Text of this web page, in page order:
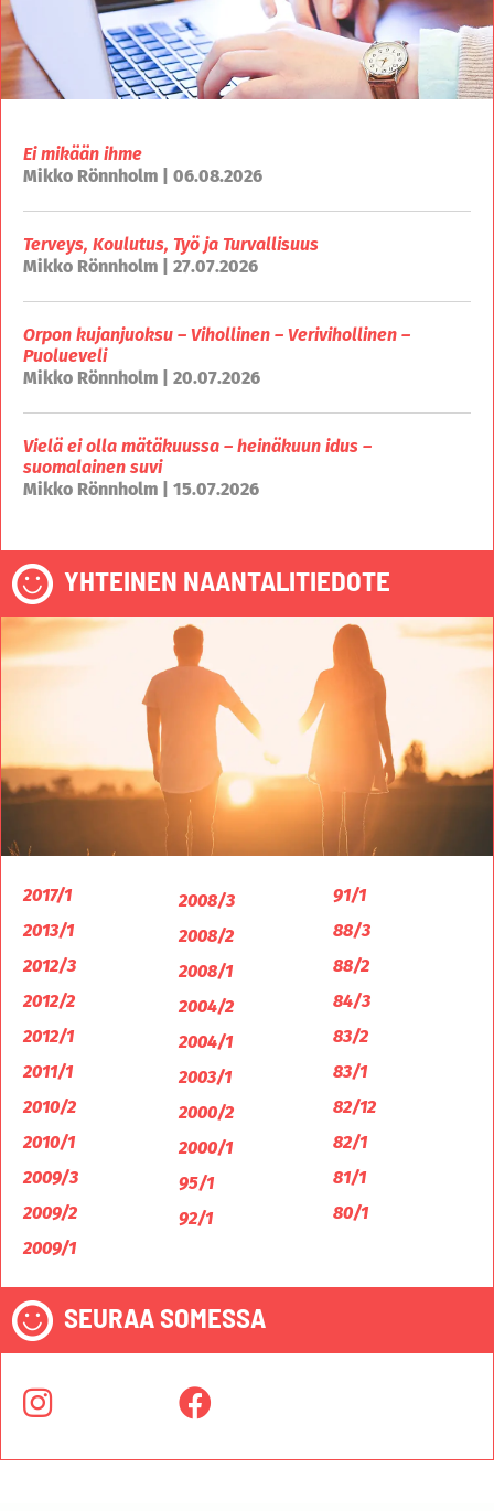
Ei mikään ihme
Mikko Rönnholm | 06.08.2026
Terveys, Koulutus, Työ ja Turvallisuus
Mikko Rönnholm | 27.07.2026
Orpon kujanjuoksu – Vihollinen – Verivihollinen –
Puolueveli
Mikko Rönnholm | 20.07.2026
Vielä ei olla mätäkuussa – heinäkuun idus –
suomalainen suvi
Mikko Rönnholm | 15.07.2026
YHTEINEN NAANTALITIEDOTE
2017/1
2013/1
2012/3
2012/2
2012/1
2011/1
2010/2
2010/1
2009/3
2009/2
2009/1
2008/3
2008/2
2008/1
2004/2
2004/1
2003/1
2000/2
2000/1
95/1
92/1
91/1
88/3
88/2
84/3
83/2
83/1
82/12
82/1
81/1
80/1
SEURAA SOMESSA